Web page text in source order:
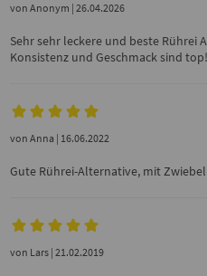
vonAnonym | 26.04.2026
Sehr sehr leckere und beste Rührei
Konsistenz und Geschmack sind top!
vonAnna | 16.06.2022
Gute Rührei-Alternative, mit
von Lars | 21.02.2019